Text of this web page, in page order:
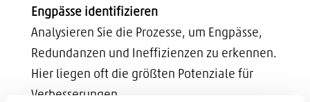
Engpässe identifizieren
Analysieren Sie die Prozesse, um Engpässe,
Redundanzen und Ineffizienzen zu erkennen.
Hier liegen oft die größten Potenziale für
Verbesserungen.